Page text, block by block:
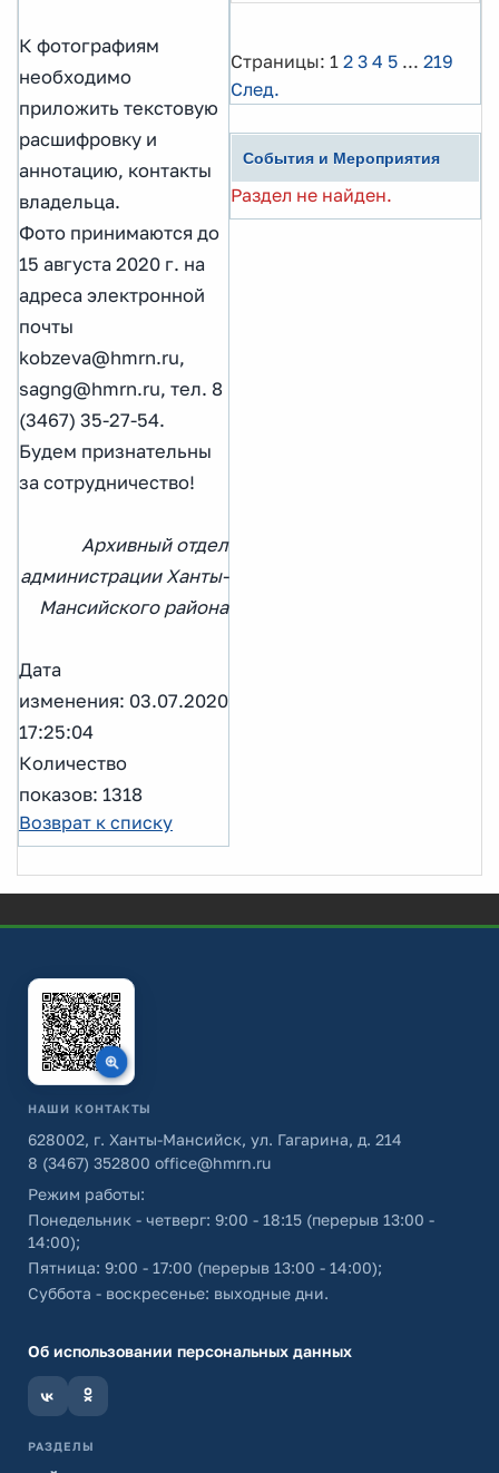
К фотографиям
необходимо
приложить текстовую
расшифровку и
аннотацию, контакты
владельца.
Фото принимаются до
15 августа 2020 г. на
адреса электронной
почты
kobzeva@hmrn.ru,
sagng@hmrn.ru, тел. 8
(3467) 35-27-54.
Будем признательны
за сотрудничество!
Архивный отдел
администрации Ханты-
Мансийского района
Дата
изменения: 03.07.2020
17:25:04
Количество
показов: 1318
Возврат к списку
Страницы: 1 2 3 4 5 ... 219
След.
События и Мероприятия
Раздел не найден.
НАШИ КОНТАКТЫ
628002, г. Ханты-Мансийск, ул. Гагарина, д. 214
8 (3467) 352800 office@hmrn.ru
Режим работы:
Понедельник - четверг: 9:00 - 18:15 (перерыв 13:00 -
14:00);
Пятница: 9:00 - 17:00 (перерыв 13:00 - 14:00);
Суббота - воскресенье: выходные дни.
Об использовании персональных данных
РАЗДЕЛЫ